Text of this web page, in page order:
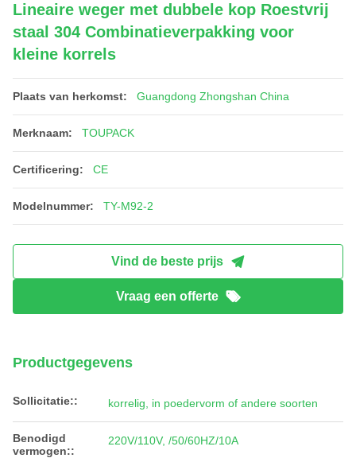
Lineaire weger met dubbele kop Roestvrij
staal 304 Combinatieverpakking voor
kleine korrels
Plaats van herkomst: Guangdong Zhongshan China
Merknaam: TOUPACK
Certificering: CE
Modelnummer: TY-M92-2
Vind de beste prijs
Vraag een offerte
Productgegevens
Sollicitatie:: korrelig, in poedervorm of andere soorten
Benodigd
vermogen::
220V/110V, /50/60HZ/10A